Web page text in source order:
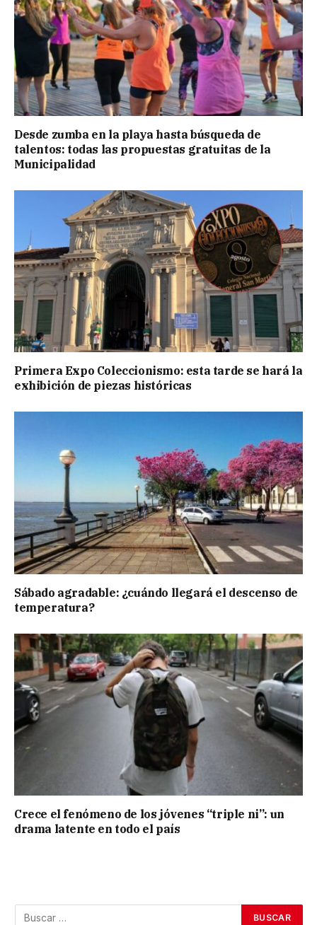
Desde zumba en la playa hasta búsqueda de
talentos: todas las propuestas gratuitas de la
Municipalidad
Primera Expo Coleccionismo: esta tarde se hará la
exhibición de piezas históricas
Sábado agradable: ¿cuándo llegará el descenso de
temperatura?
Crece el fenómeno de los jóvenes “triple ni”: un
drama latente en todo el país